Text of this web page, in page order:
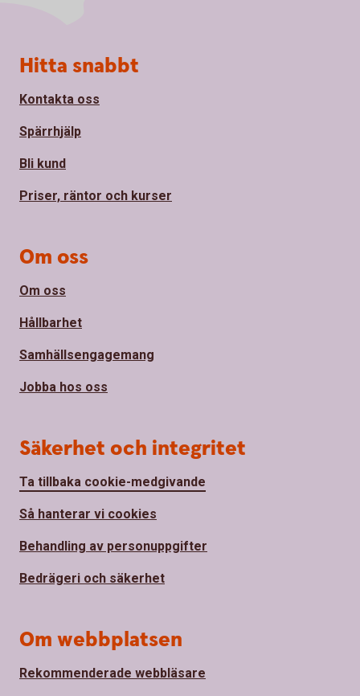
Sidfot
Hitta snabbt
Kontakta oss
Spärrhjälp
Bli kund
Priser, räntor och kurser
Om oss
Om oss
Hållbarhet
Samhällsengagemang
Jobba hos oss
Säkerhet och integritet
Ta tillbaka cookie-medgivande
Så hanterar vi cookies
Behandling av personuppgifter
Bedrägeri och säkerhet
Om webbplatsen
Rekommenderade webbläsare